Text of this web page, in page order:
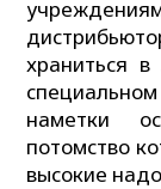
храниться
наметки
потомство
высокие